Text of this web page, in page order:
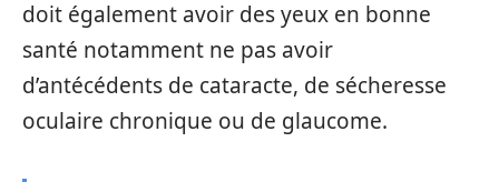
doit également avoir des yeux en bonne
santé notamment ne pas avoir
d’antécédents de cataracte, de sécheresse
oculaire chronique ou de glaucome.